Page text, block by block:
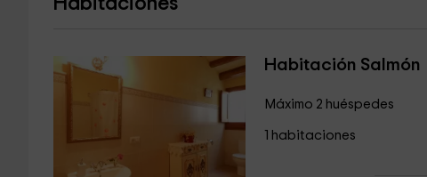
Habitación Salmón
Máximo 2 huéspedes
1 habitaciones